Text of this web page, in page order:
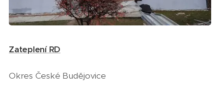
Zateplení RD
Okres České Budějovice